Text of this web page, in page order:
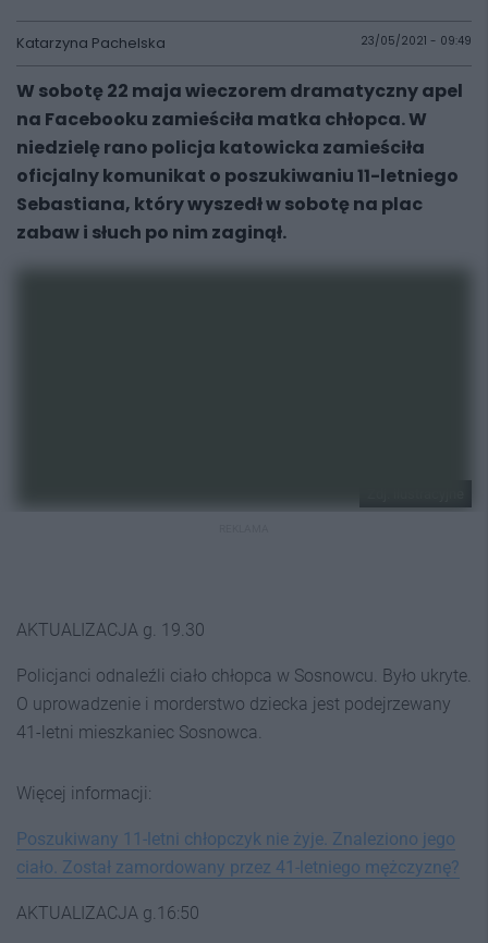
Katarzyna Pachelska 23/05/2021 - 09:49
W sobotę 22 maja wieczorem dramatyczny apel
na Facebooku zamieściła matka chłopca. W
niedzielę rano policja katowicka zamieściła
oficjalny komunikat o poszukiwaniu 11-letniego
Sebastiana, który wyszedł w sobotę na plac
zabaw i słuch po nim zaginął.
AKTUALIZACJA g. 19.30
Policjanci odnaleźli ciało chłopca w Sosnowcu. Było ukryte.
O uprowadzenie i morderstwo dziecka jest podejrzewany
41-letni mieszkaniec Sosnowca.
Więcej informacji:
Poszukiwany 11-letni chłopczyk nie żyje. Znaleziono jego
ciało. Został zamordowany przez 41-letniego mężczyznę?
AKTUALIZACJA g.16:50